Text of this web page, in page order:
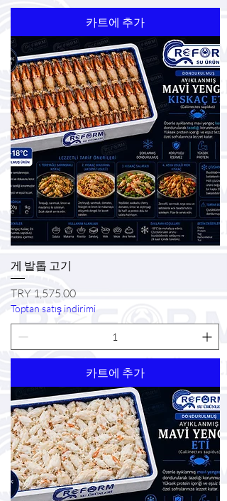
카트에 추가
게 발톱 고기
가격
TRY 1,575.00
Toptan satış indirimi
카트에 추가